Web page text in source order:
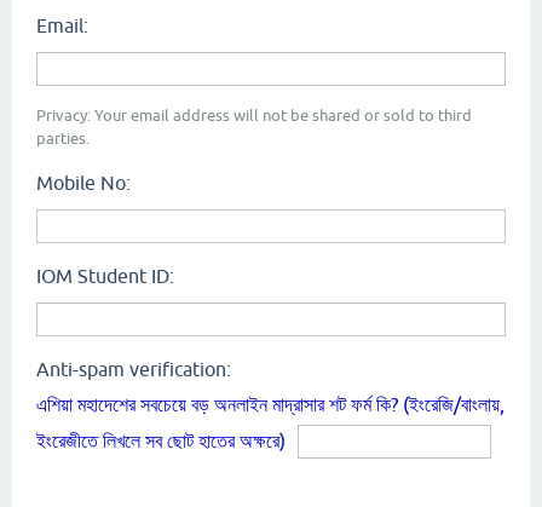
Email:
Privacy: Your email address will not be shared or sold to third
parties.
Mobile No:
IOM Student ID:
Anti-spam verification:
এশিয়া মহাদেশের সবচেয়ে বড় অনলাইন মাদ্রাসার শট ফর্ম কি? (ইংরেজি/বাংলায়,
ইংরেজীতে লিখলে সব ছোট হাতের অক্ষরে)